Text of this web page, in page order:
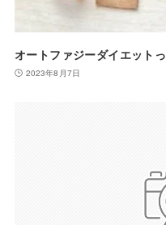
オートファジーダイエット
2023年8月7日